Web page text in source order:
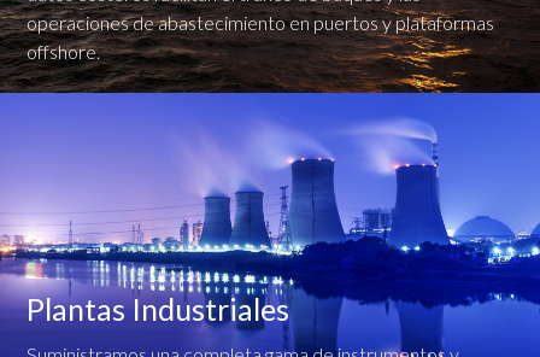
operaciones de abastecimiento en puertos y plataformas
offshore.
Plantas Industriales